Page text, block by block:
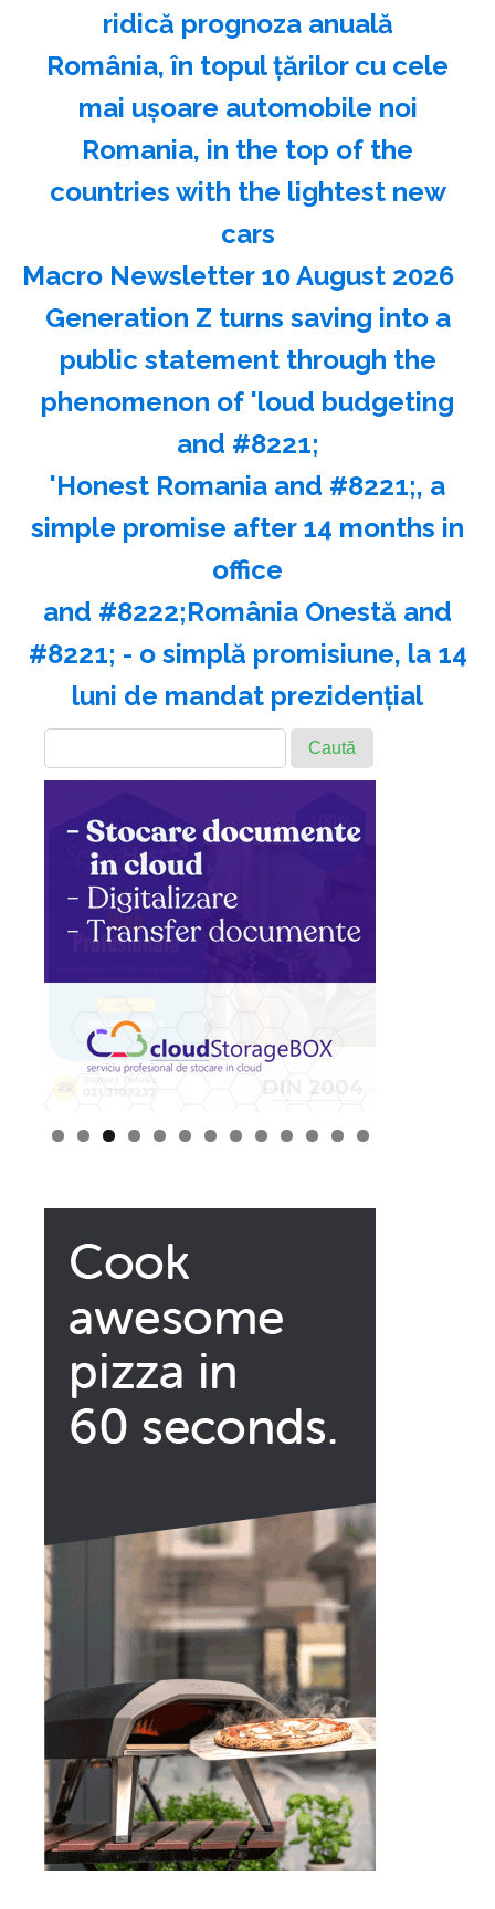
ridică prognoza anuală
România, în topul ţărilor cu cele
mai uşoare automobile noi
Romania, in the top of the
countries with the lightest new
cars
Macro Newsletter 10 August 2026
Generation Z turns saving into a
public statement through the
phenomenon of 'loud budgeting
and #8221;
'Honest Romania and #8221;, a
simple promise after 14 months in
office
and #8222;România Onestă and
#8221; - o simplă promisiune, la 14
luni de mandat prezidenţial